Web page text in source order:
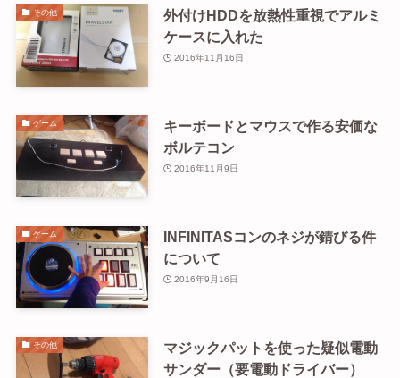
その他
外付けHDDを放熱性重視でアルミ
ケースに入れた
2016年11月16日
ゲーム
キーボードとマウスで作る安価な
ボルテコン
2016年11月9日
ゲーム
INFINITASコンのネジが錆びる件
について
2016年9月16日
その他
マジックパットを使った疑似電動
サンダー（要電動ドライバー）